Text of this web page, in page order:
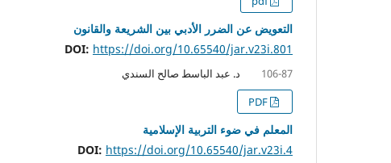
التعويض عن الضرر الأدبي بين الشريعة والقانون
DOI: https://doi.org/10.65540/jar.v23i.801
د. عبد الباسط صالح السندي
106-87
PDF
المعلم في ضوء التربية الإسلامية
DOI: https://doi.org/10.65540/jar.v23i.4